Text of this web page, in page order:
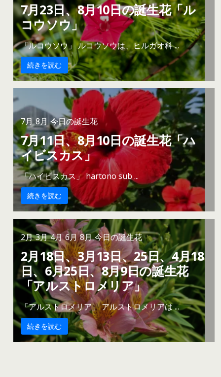
7月23日、8月10日の誕生花「ル
コウソウ」
「ルコウソウ」 ルコウソウは、ヒルガオ科 ...
続きを読む
7月 8月 今日の誕生花
7月11日、8月10日の誕生花「ハ
イビスカス」
「ハイビスカス」 hartono sub ...
続きを読む
2月 3月 4月 6月 8月 今日の誕生花
2月18日、3月13日、25日、4月18
日、6月25日、8月9日の誕生花
「アルストロメリア」
「アルストロメリア」 アルストロメリアは ...
続きを読む